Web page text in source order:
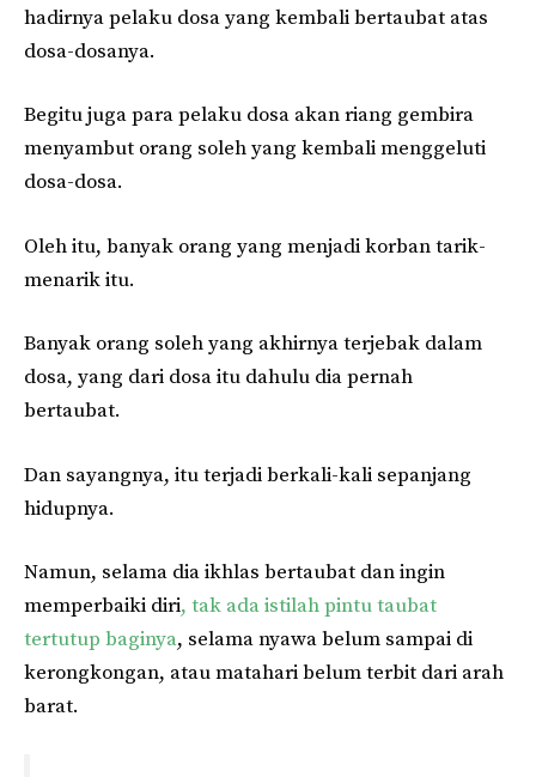
hadirnya pelaku dosa yang kembali bertaubat atas
dosa-dosanya.
Begitu juga para pelaku dosa akan riang gembira
menyambut orang soleh yang kembali menggeluti
dosa-dosa.
Oleh itu, banyak orang yang menjadi korban tarik-
menarik itu.
Banyak orang soleh yang akhirnya terjebak dalam
dosa, yang dari dosa itu dahulu dia pernah
bertaubat.
Dan sayangnya, itu terjadi berkali-kali sepanjang
hidupnya.
Namun, selama dia ikhlas bertaubat dan ingin
memperbaiki diri, tak ada istilah pintu taubat
tertutup baginya, selama nyawa belum sampai di
kerongkongan, atau matahari belum terbit dari arah
barat.